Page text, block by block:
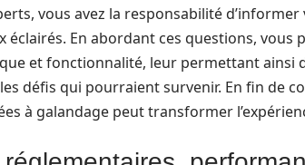
vous avez la responsabilité
éclairés. En abordant ces questions,
et fonctionnalité, leur permettant ainsi
défis qui pourraient survenir. En fin de
à galandage peut transformer